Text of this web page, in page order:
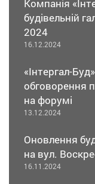
Компанія
будівельній
2024
16.12.2024
«Інтергал-
обговорення
на форумі
13.12.2024
Оновлення
на вул.
16.11.2024